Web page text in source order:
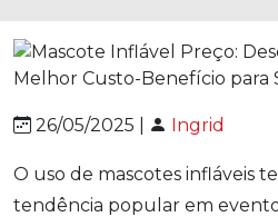
26/05/2025 | Ingrid
O uso de mascotes infláveis
tendência popular em